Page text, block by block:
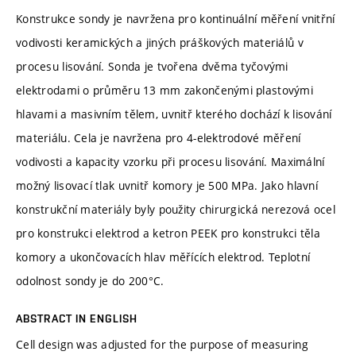
Konstrukce sondy je navržena pro kontinuální měření vnitřní
vodivosti keramických a jiných práškových materiálů v
procesu lisování. Sonda je tvořena dvěma tyčovými
elektrodami o průměru 13 mm zakončenými plastovými
hlavami a masivním tělem, uvnitř kterého dochází k lisování
materiálu. Cela je navržena pro 4-elektrodové měření
vodivosti a kapacity vzorku při procesu lisování. Maximální
možný lisovací tlak uvnitř komory je 500 MPa. Jako hlavní
konstrukční materiály byly použity chirurgická nerezová ocel
pro konstrukci elektrod a ketron PEEK pro konstrukci těla
komory a ukončovacích hlav měřících elektrod. Teplotní
odolnost sondy je do 200°C.
ABSTRACT IN ENGLISH
Cell design was adjusted for the purpose of measuring